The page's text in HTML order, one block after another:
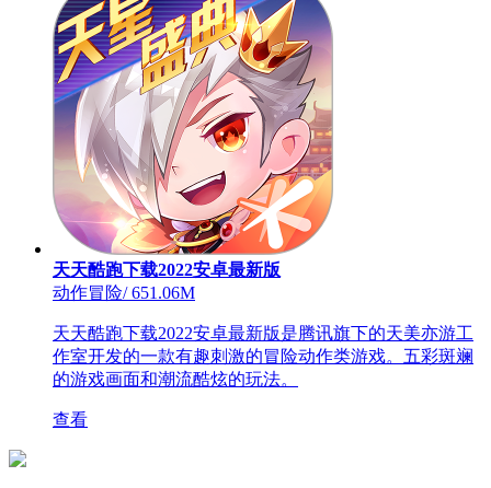
天天酷跑下载2022安卓最新版
动作冒险/651.06M
天天酷跑下载2022安卓最新版是腾讯旗下的天美亦游工
作室开发的一款有趣刺激的冒险动作类游戏。五彩斑斓
的游戏画面和潮流酷炫的玩法。
查看